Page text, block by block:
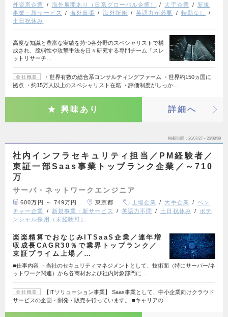
外資系企業
海外展開あり（日系グローバル企業） 大手企業
新規
事業・新サービス
海外出張 海外折衝 英語力が必要
転勤なし
土日祝休み
高度な知識と豊富な実績を持つ各分野のスペシャリストで構
成され、脆弱性や攻撃手法を日々研究する専門チーム「スレ
ットリサーチ…
会社概要
・世界有数の総合系コンサルティングファーム ・世界約150ヵ国に
拠点 ・約15万人以上のスペシャリスト在籍 ・評価制度がしっか…
興味あり 詳細へ
掲載期間 26/07/27～26/08/09
社内インフラセキュリティ担当／PM経験者／
東証一部Saas事業トップランク企業／～710
万
サーバ・ネットワークエンジニア
600万円 ～ 749万円 東京都 上場企業 大手企業
ベン
チャー企業
新規事業・新サービス 英語力不問 土日祝休み
ポテ
ンシャル採用（未経験可）
楽楽精算でおなじみITSaaS企業／連年増
収成長CAGR30％で業界トップランク／
東証プライム上場／…
■仕事内容 ・当社のセキュリティマネジメントとして、技術面（特にサーバー/ネ
ットワーク関連）から各商材および社内対象部門に…
会社概要
【ITソリューション事業】 Saas事業として、中小企業向けクラウド
サービスの企画・開発・販売を行っています。 ■キャリアの…